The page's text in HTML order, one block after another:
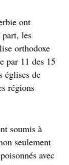
ont
les
orthodoxe
par 11 des 15
églises de
régions
soumis à
seulement
avec